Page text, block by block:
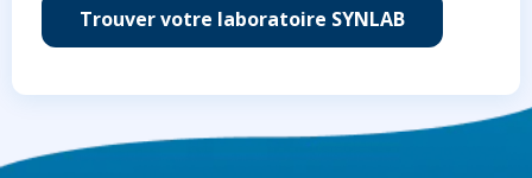
Trouver votre laboratoire SYNLAB